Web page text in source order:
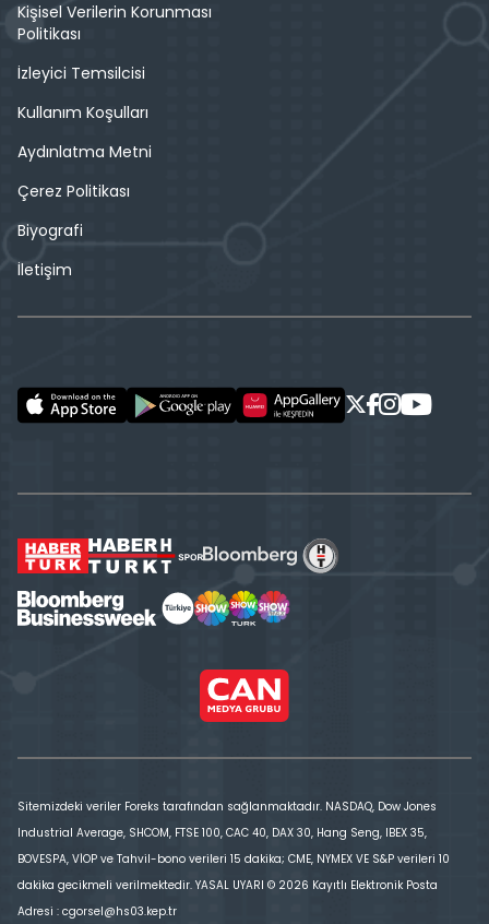
Kişisel Verilerin Korunması
Politikası
İzleyici Temsilcisi
Kullanım Koşulları
Aydınlatma Metni
Çerez Politikası
Biyografi
İletişim
Sitemizdeki veriler Foreks tarafından sağlanmaktadır. NASDAQ, Dow Jones
Industrial Average, SHCOM, FTSE 100, CAC 40, DAX 30, Hang Seng, IBEX 35,
BOVESPA, VİOP ve Tahvil-bono verileri 15 dakika; CME, NYMEX VE S&P verileri 10
dakika gecikmeli verilmektedir. YASAL UYARI © 2026 Kayıtlı Elektronik Posta
Adresi : cgorsel@hs03.kep.tr